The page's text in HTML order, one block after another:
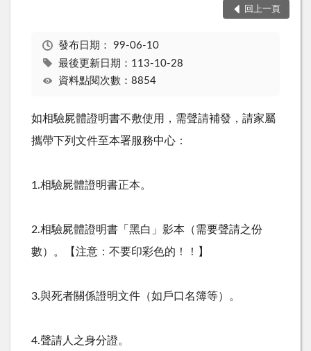
回上一頁
發布日期： 99-06-10
最後更新日期：113-10-28
資料點閱次數：8854
如相驗屍體證明書不敷使用，需聲請補發，請家屬
攜帶下列文件至本署服務中心：
1.相驗屍體證明書正本。
2.相驗屍體證明書「黑白」影本（需要聲請之份
數）。【注意：不要印彩色的！！】
3.與死者關係證明文件（如戶口名簿等）。
4.聲請人之身分證。